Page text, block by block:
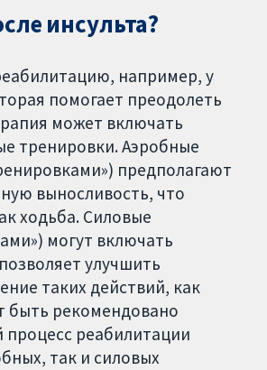
инсульта?
например, у
помогает преодолеть
может включать
тренировки. Аэробные
предполагают
выносливость, что
ходьба. Силовые
могут включать
улучшить
таких действий, как
быть рекомендовано
реабилитации
так и силовых